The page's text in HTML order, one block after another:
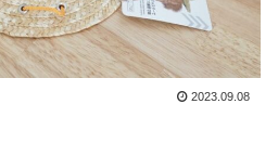
2023.09.08